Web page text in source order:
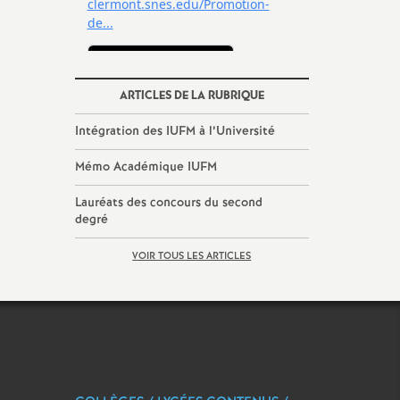
ARTICLES DE LA RUBRIQUE
Intégration des IUFM à l’Université
Mémo Académique IUFM
Lauréats des concours du second
degré
VOIR TOUS LES ARTICLES